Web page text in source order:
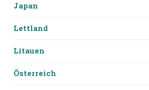
Japan
Lettland
Litauen
Österreich